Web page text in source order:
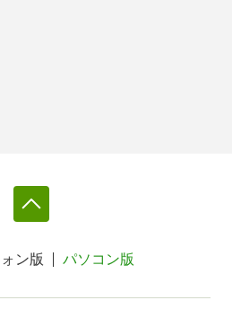
ン版 パソコン版